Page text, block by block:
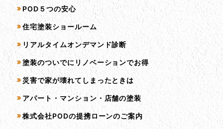
サービス一覧
POD５つの安心
住宅塗装ショールーム
リアルタイムオンデマンド診断
塗装のついでにリノベーションでお得
災害で家が壊れてしまったときは
アパート・マンション・店舗の塗装
株式会社PODの提携ローンのご案内